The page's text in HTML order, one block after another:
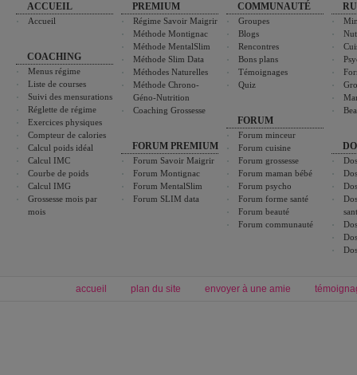
ACCUEIL
Accueil
COACHING
Menus régime
Liste de courses
Suivi des mensurations
Réglette de régime
Exercices physiques
Compteur de calories
Calcul poids idéal
Calcul IMC
Courbe de poids
Calcul IMG
Grossesse mois par
mois
PREMIUM
Régime Savoir Maigrir
Méthode Montignac
Méthode MentalSlim
Méthode Slim Data
Méthodes Naturelles
Méthode Chrono-
Géno-Nutrition
Coaching Grossesse
FORUM PREMIUM
Forum Savoir Maigrir
Forum Montignac
Forum MentalSlim
Forum SLIM data
COMMUNAUTÉ
Groupes
Blogs
Rencontres
Bons plans
Témoignages
Quiz
FORUM
Forum minceur
Forum cuisine
Forum grossesse
Forum maman bébé
Forum psycho
Forum forme santé
Forum beauté
Forum communauté
accueil plan du site envoyer à une amie